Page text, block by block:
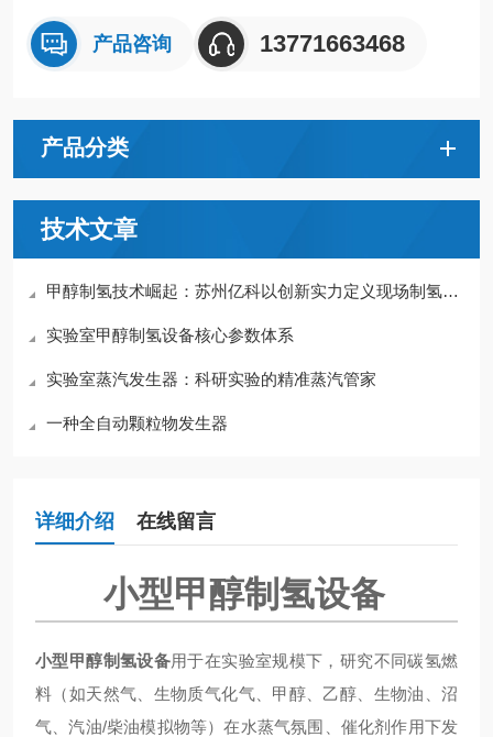
产品咨询 13771663468
产品分类
技术文章
甲醇制氢技术崛起：苏州亿科以创新实力定义现场制氢赛道
实验室甲醇制氢设备核心参数体系
实验室蒸汽发生器：科研实验的精准蒸汽管家
一种全自动颗粒物发生器
详细介绍 在线留言
小型甲醇制氢设备
小型甲醇制氢设备用于在实验室规模下，研究不同碳氢燃
料（如天然气、生物质气化气、甲醇、乙醇、生物油、沼
气、汽油/柴油模拟物等）在水蒸气氛围、催化剂作用下发